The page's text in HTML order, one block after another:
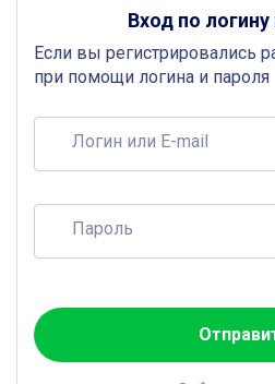
Вход по
Если вы регистрировались
при помощи логина и пароля
Логин или E-mail
Пароль